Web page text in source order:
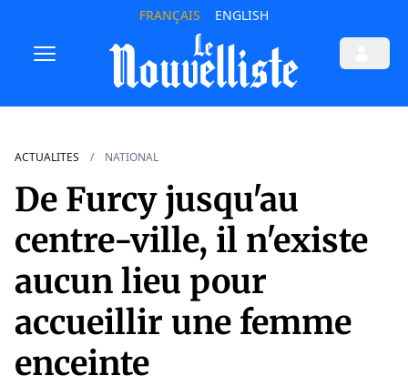
FRANÇAIS ENGLISH
ACTUALITES NATIONAL
De Furcy jusqu'au
centre-ville, il n'existe
aucun lieu pour
accueillir une femme
enceinte